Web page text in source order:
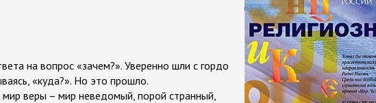
на вопрос «зачем?». Уверенно шли с гордо
«куда?». Но это прошло.
веры – мир неведомый, порой странный,